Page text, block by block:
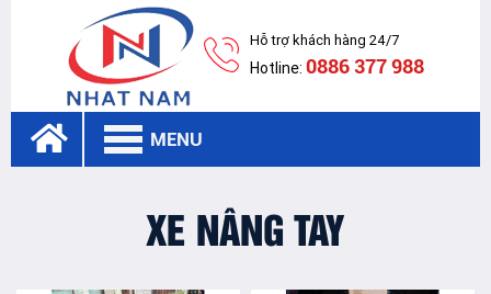
Hỗ trợ khách hàng 24/7
Hotline: 0886 377 988
MENU
XE NÂNG TAY